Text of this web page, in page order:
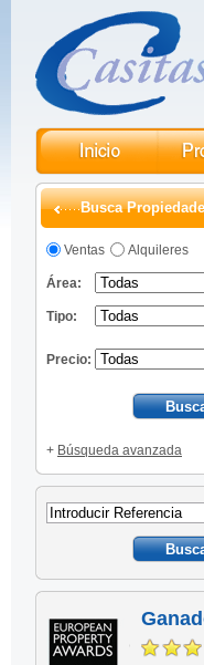
Busca
Ventas Alquileres
Área:
Tipo:
Precio:
+ Búsqueda avanzada